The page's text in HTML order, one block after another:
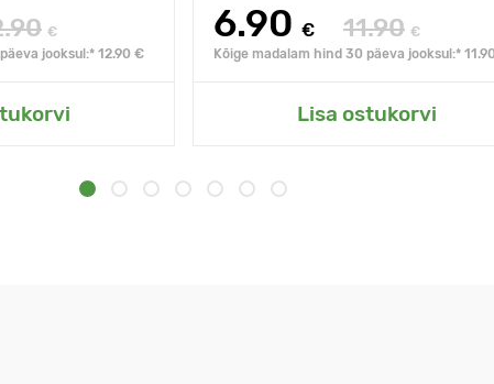
€
jooksul:* 12.90 €
6.90 € 11.90 €
Kõige madalam hind 30 päeva jooksul:*
Lisa ostukorvi